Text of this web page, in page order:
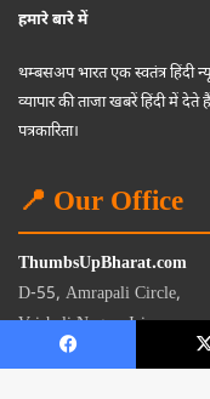
हमारे बारे में
थम्बसअप भारत एक स्वतंत्र हिंदी
व्यापार की ताजा खबरें हिंदी में देते
पत्रकारिता।
📍 Our Office
ThumbsUpBharat.com
D-55, Amrapali Circle,
Vaishali Nagar, Jaipur
Rajasthan - 302021